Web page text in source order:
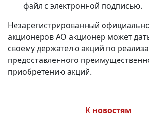
файл с электронной подписью.
Незарегистрированный
акционеров АО акционер может
своему держателю акций по
предоставленного
приобретению акций.
К новостям